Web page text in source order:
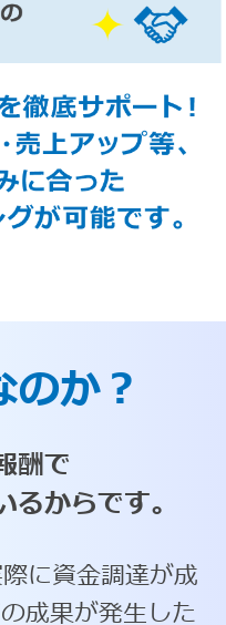
のか？
酬で
からです。
に資金調達が成
成果が発生した